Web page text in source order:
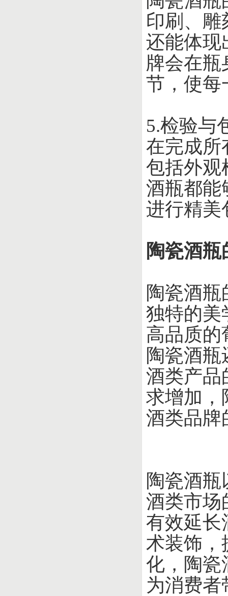
印刷、雕
还能体现
牌会在瓶
节，使每
5.检验与
在完成所
包括外观
酒瓶都能
进行精美
陶瓷酒
陶瓷酒
独特的美
高品质的
陶瓷酒
酒类产品
求增加，
酒类品牌
陶瓷酒
酒类市场
有效延长
术装饰，
化，陶瓷
为消费